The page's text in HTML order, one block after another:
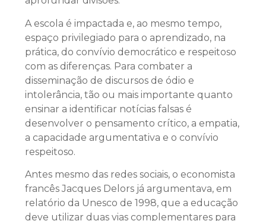
A escola é impactada e, ao mesmo tempo,
espaço privilegiado para o aprendizado, na
prática, do convívio democrático e respeitoso
com as diferenças. Para combater a
disseminação de discursos de ódio e
intolerância, tão ou mais importante quanto
ensinar a identificar notícias falsas é
desenvolver o pensamento crítico, a empatia,
a capacidade argumentativa e o convívio
respeitoso.
Antes mesmo das redes sociais, o economista
francês Jacques Delors já argumentava, em
relatório da Unesco de 1998, que a educação
deve utilizar duas vias complementares para